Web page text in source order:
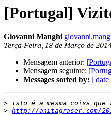
[Portugal]
Giovanni Manghi
Terça-Feira, 18 de Março de
Mensagem anterior:
Mensagem seguinte:
Messages sorted by: [ date
>
> http://anitagraser.com/